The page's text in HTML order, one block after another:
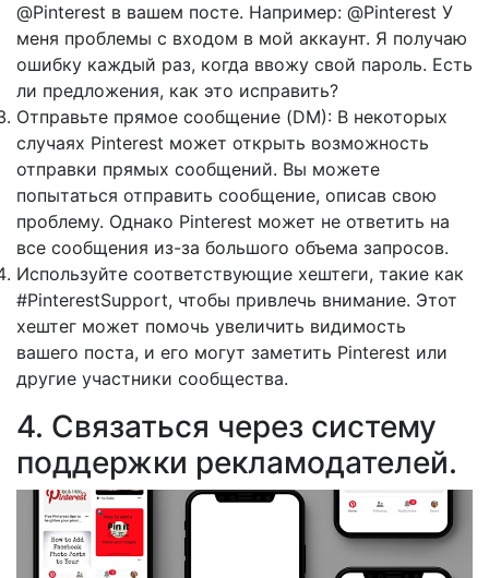
@Pinterest в вашем посте. Например: @Pinterest У
меня проблемы с входом в мой аккаунт. Я получаю
ошибку каждый раз, когда ввожу свой пароль. Есть
ли предложения, как это исправить?
Отправьте прямое сообщение (DM): В некоторых
случаях Pinterest может открыть возможность
отправки прямых сообщений. Вы можете
попытаться отправить сообщение, описав свою
проблему. Однако Pinterest может не ответить на
все сообщения из-за большого объема запросов.
Используйте соответствующие хештеги, такие как
#PinterestSupport, чтобы привлечь внимание. Этот
хештег может помочь увеличить видимость
вашего поста, и его могут заметить Pinterest или
другие участники сообщества.
4. Связаться через систему
поддержки рекламодателей.